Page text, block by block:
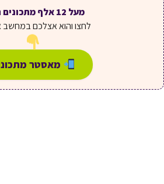
מעל 12 אלף מתכונים חינם
לחצו והוא אצלכם במחשב
מאסטר